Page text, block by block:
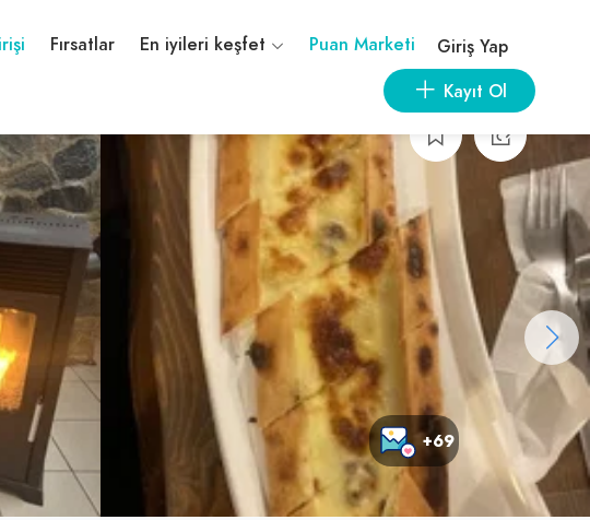
Fırsatlar En iyileri keşfet Puan Marketi
Giriş Yap
Kayıt Ol
+69